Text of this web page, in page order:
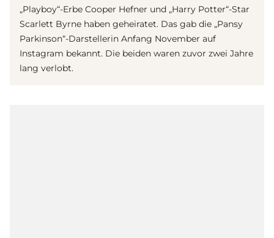
„Playboy“-Erbe Cooper Hefner und „Harry Potter“-Star
Scarlett Byrne haben geheiratet. Das gab die „Pansy
Parkinson“-Darstellerin Anfang November auf
Instagram bekannt. Die beiden waren zuvor zwei Jahre
lang verlobt.